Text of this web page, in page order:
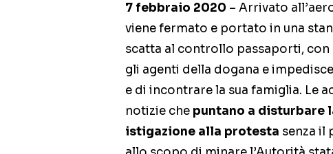
7 febbraio 2020 – Arrivato
viene fermato e portato in una
scatta al controllo passaporti, con
gli agenti della dogana e
e di incontrare la sua famiglia. Le
notizie che puntano a disturbare
istigazione alla protesta senza il